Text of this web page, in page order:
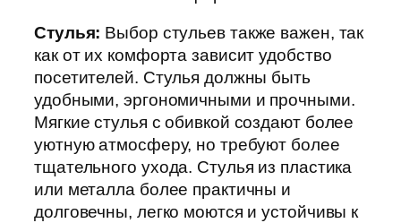
Стулья: Выбор стульев также важен, так
как от их комфорта зависит удобство
посетителей. Стулья должны быть
удобными, эргономичными и прочными.
Мягкие стулья с обивкой создают более
уютную атмосферу, но требуют более
тщательного ухода. Стулья из пластика
или металла более практичны и
долговечны, легко моются и устойчивы к